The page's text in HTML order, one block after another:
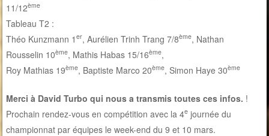
11/12ème
Tableau T2 :
Théo Kunzmann 1er, Aurélien Trinh Trang 7/8ème, Nathan
Rousselin 10ème, Mathis Habas 15/16ème,
Roy Mathias 19ème, Baptiste Marco 20ème, Simon Haye 30ème
Merci à David Turbo qui nous a transmis toutes ces infos. !
Prochain rendez-vous en compétition avec la 4e journée du
championnat par équipes le week-end du 9 et 10 mars.